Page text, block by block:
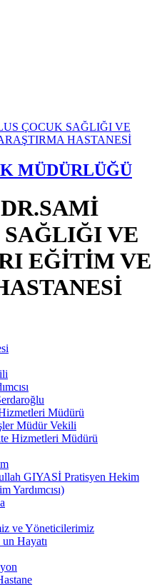
MÜDÜRLÜĞÜ
VE
EĞİTİM VE
Müdürü
Müdür Vekili
Hizmetleri Müdürü
GIYASİ Pratisyen Hekim
Yardımcısı)
ve Yöneticilerimiz
Hayatı